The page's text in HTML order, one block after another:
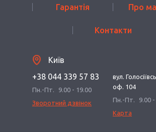
Гарантія Про
Контакти
Київ
+38 044 339 57 83
Пн.-Пт.
9.00 - 19.00
Зворотний дзвінок
вул.
оф. 104
Пн.-Пт.
9.00
Карта